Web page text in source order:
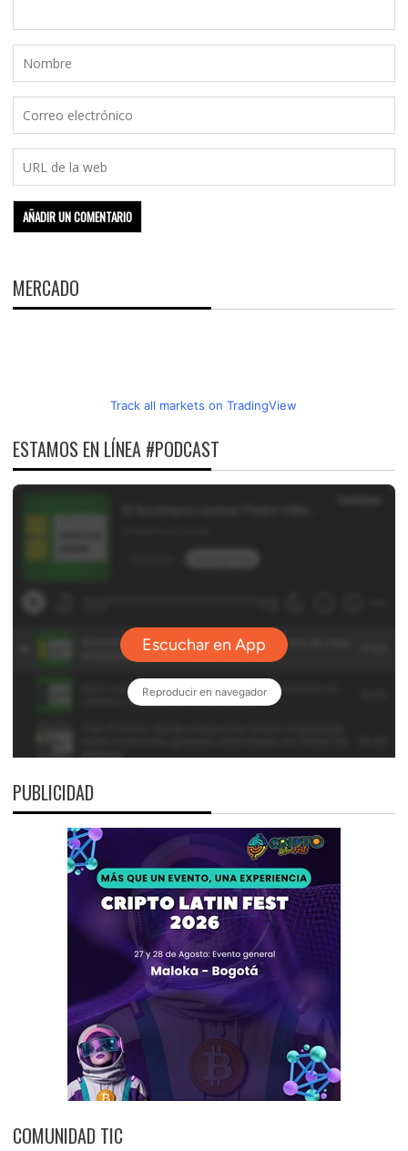
MERCADO
Track all markets on TradingView
ESTAMOS EN LÍNEA #PODCAST
PUBLICIDAD
COMUNIDAD TIC